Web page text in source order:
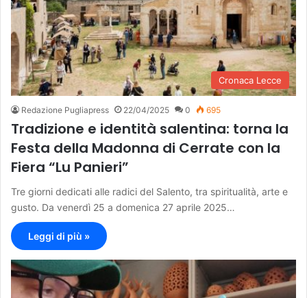
Cronaca Lecce
Redazione Pugliapress 22/04/2025 0 695
Tradizione e identità salentina: torna la
Festa della Madonna di Cerrate con la
Fiera “Lu Panieri”
Tre giorni dedicati alle radici del Salento, tra spiritualità, arte e
gusto. Da venerdì 25 a domenica 27 aprile 2025…
Leggi di più »